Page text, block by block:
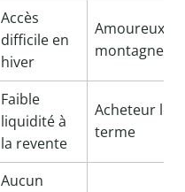
Accès
difficile en
hiver
Amoureux de
montagne
Faible
liquidité à
la revente
Acheteur
terme
Aucun